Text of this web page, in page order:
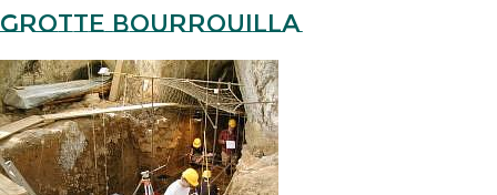
Grotte Bourrouilla